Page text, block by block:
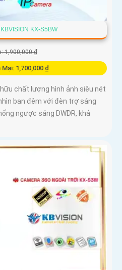
KX-S5BW
1,900,000 ₫
Mại: 1,700,000 ₫
chất lượng hình ảnh siêu nét
ban đêm với đèn trợ sáng
ngược sáng DWDR, khả